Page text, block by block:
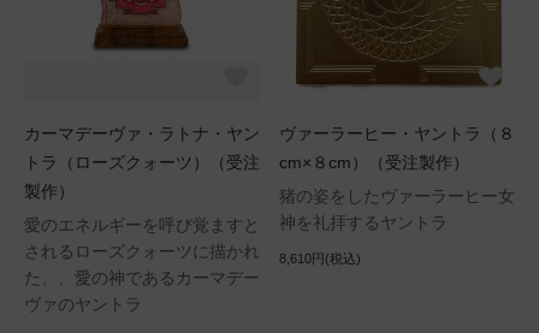
カーマデーヴァ・ラトナ・ヤン
トラ（ローズクォーツ）（受注
製作）
愛のエネルギーを呼び覚ますと
されるローズクォーツに描かれ
た、、愛の神であるカーマデー
ヴァのヤントラ
ヴァーラーヒー・ヤントラ（８
cm×８cm）（受注製作）
猪の姿をしたヴァーラーヒー女
神を礼拝するヤントラ
8,610円(税込)